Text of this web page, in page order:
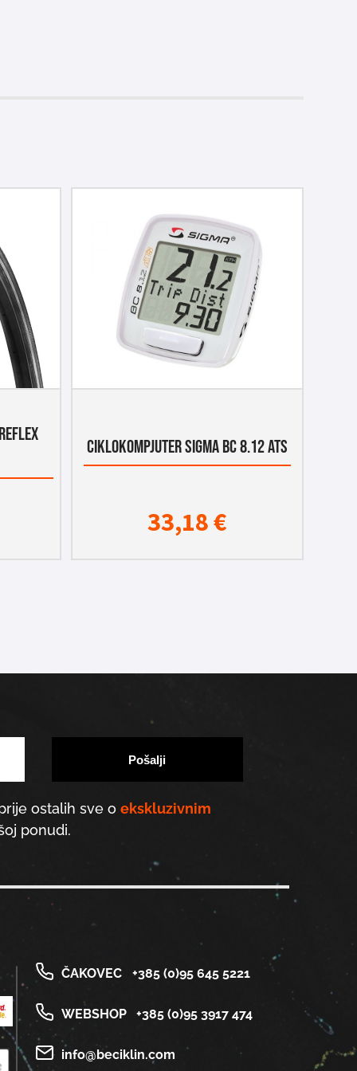
CIKLOKOMPJUTER SIGMA BC 8.12 ATS
33,18€
ostalih sve o ekskluzivnim
ponudi.
ČAKOVEC +385 (0)95 645 5221
WEBSHOP +385 (0)95 3917 474
info@beciklin.com